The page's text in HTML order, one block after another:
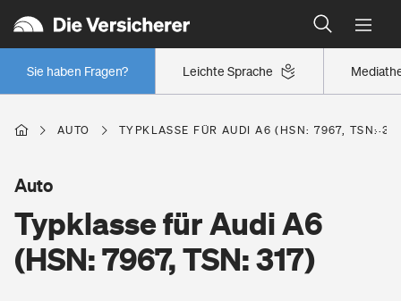
Leichte Sprache
Sie haben Fragen?
Wer versichert was: Jetzt Versicherer finden
Regionalklassen: So ist Ihre Region eingestuft
Wer versichert was: Jetzt Versicherer finden
Berufsunfähigkeitsversicherung
Erwerbsunfähigkeitsversicherung
Wohnen
AUTO TYPKLASSE FÜR AUDI A6 (HSN: 7967, TSN:
Typklasse für Audi A6
(HSN: 7967, TSN: 317)
Auto